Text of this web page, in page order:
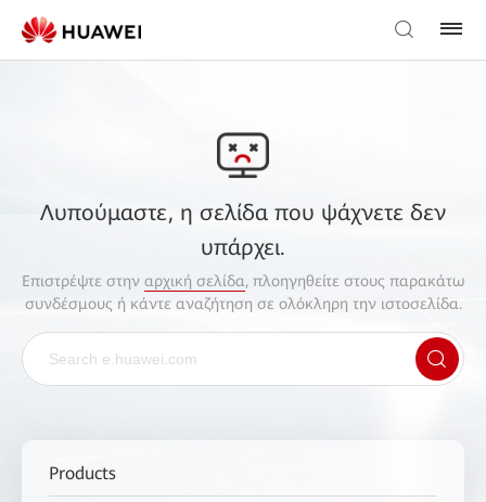
Λυπούμαστε, η σελίδα που ψάχνετε δεν
υπάρχει.
Επιστρέψτε στην αρχική σελίδα, πλοηγηθείτε στους παρακάτω
συνδέσμους ή κάντε αναζήτηση σε ολόκληρη την ιστοσελίδα.
Products